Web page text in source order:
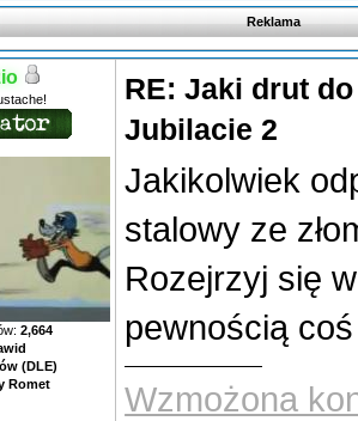
Reklama
2,664
(DLE)
Romet
RE: Jaki drut
Jubilacie 2
Jakikolwiek
stalowy ze
Rozejrzyj się
pewnością
Wzmożona